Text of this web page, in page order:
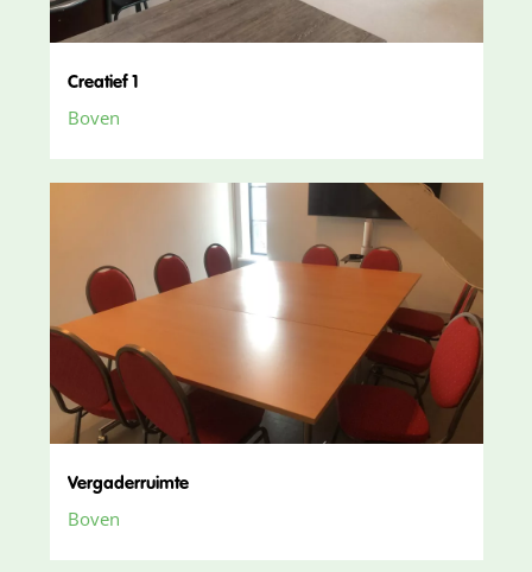
Creatief 1
Boven
Vergaderruimte
Boven